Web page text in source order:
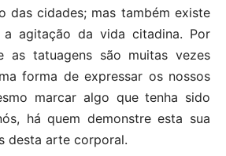
das cidades; mas também existe
a agitação da vida citadina. Por
as tatuagens são muitas vezes
forma de expressar os nossos
marcar algo que tenha sido
há quem demonstre esta sua
desta arte corporal.